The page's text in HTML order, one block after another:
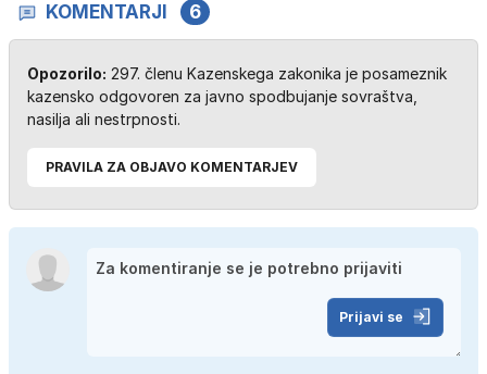
KOMENTARJI 6
Opozorilo: 297. členu Kazenskega zakonika je posameznik
kazensko odgovoren za javno spodbujanje sovraštva,
nasilja ali nestrpnosti.
PRAVILA ZA OBJAVO KOMENTARJEV
Prijavi se